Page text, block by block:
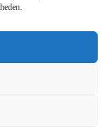
-Over ons